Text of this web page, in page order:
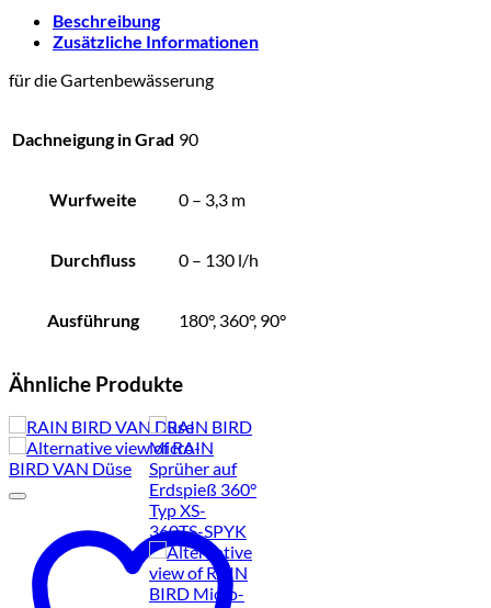
Beschreibung
Zusätzliche Informationen
für die Gartenbewässerung
Dachneigung in Grad 90
Wurfweite 0 – 3,3 m
Durchfluss 0 – 130 l/h
Ausführung 180°, 360°, 90°
Ähnliche Produkte